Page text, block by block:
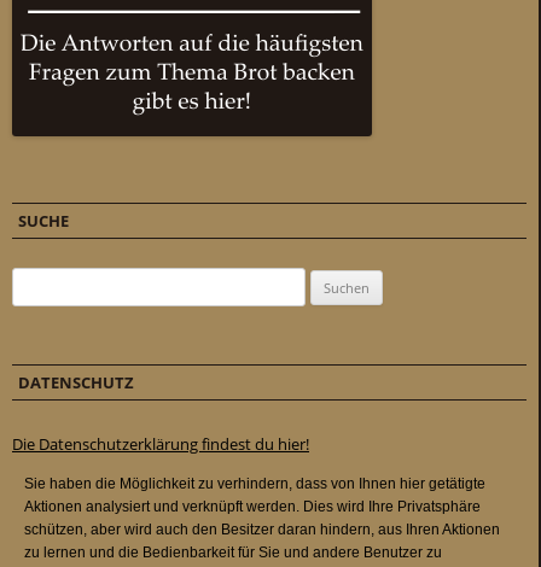
SUCHE
DATENSCHUTZ
Die Datenschutzerklärung findest du hier!